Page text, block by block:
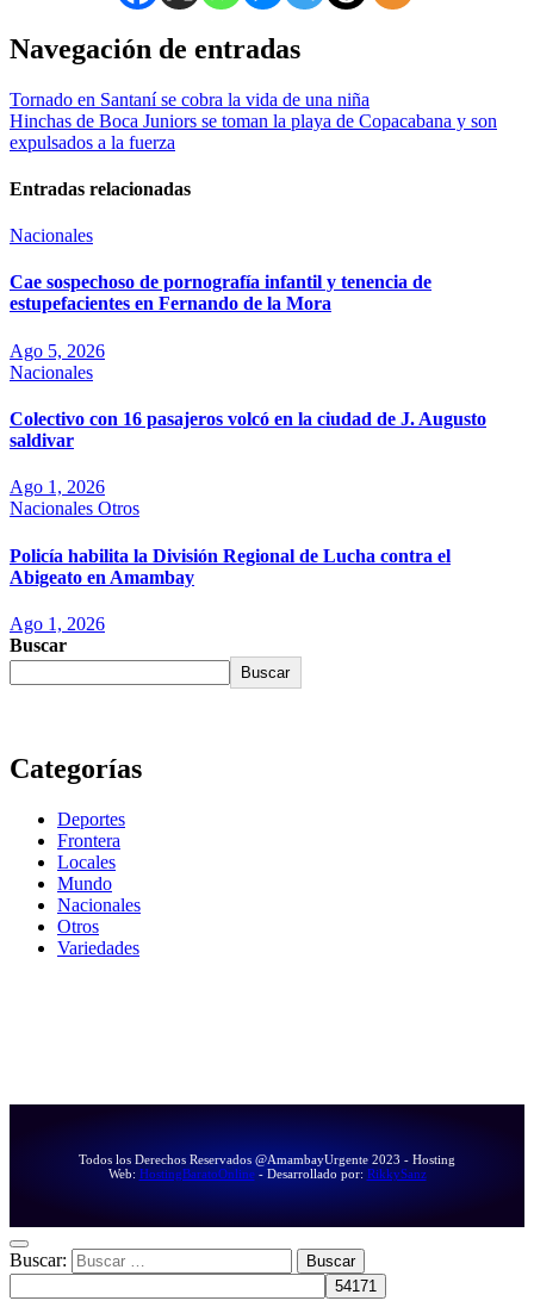
Navegación de entradas
Tornado en Santaní se cobra la vida de una niña
Hinchas de Boca Juniors se toman la playa de Copacabana y son
expulsados a la fuerza
Entradas relacionadas
Nacionales
Cae sospechoso de pornografía infantil y tenencia de
estupefacientes en Fernando de la Mora
Ago 5, 2026
Nacionales
Colectivo con 16 pasajeros volcó en la ciudad de J. Augusto
saldivar
Ago 1, 2026
Nacionales Otros
Policía habilita la División Regional de Lucha contra el
Abigeato en Amambay
Ago 1, 2026
Buscar
Buscar
Categorías
Deportes
Frontera
Locales
Mundo
Nacionales
Otros
Variedades
Todos los Derechos Reservados @AmambayUrgente 2023 - Hosting
Web: HostingBaratoOnline- Desarrollado por: RikkySanz
Buscar: